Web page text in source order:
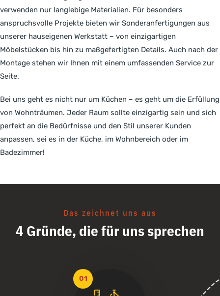
verwenden nur langlebige Materialien. Für besonders
anspruchsvolle Projekte bieten wir Sonderanfertigungen aus
unserer hauseigenen Werkstatt – von einzigartigen
Möbelstücken bis hin zu maßgefertigten Details. Auch nach der
Montage stehen wir Ihnen mit einem umfassenden Service zur
Seite.
Bei uns geht es nicht nur um Küchen – es geht um die Erfüllung
von Wohnträumen. Jeder Raum sollte einzigartig sein und sich
perfekt an die Bedürfnisse und den Stil unserer Kunden
anpassen, sei es in der Küche, im Wohnbereich oder im
Badezimmer!
Das zeichnet uns aus
4 Gründe, die für uns sprechen